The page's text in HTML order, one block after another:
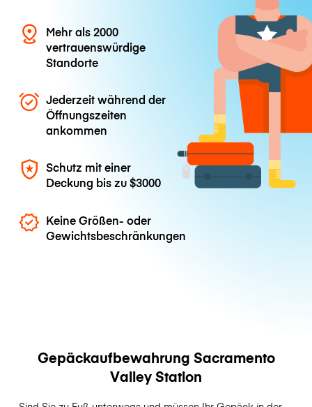
Mehr als 2000
vertrauenswürdige
Standorte
Jederzeit während der
Öffnungszeiten
ankommen
Schutz mit einer
Deckung bis zu$3000
Keine Größen- oder
Gewichtsbeschränkungen
Gepäckaufbewahrung Sacramento
Valley Station